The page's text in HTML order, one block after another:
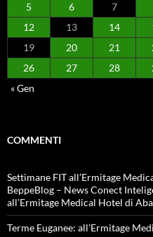
5
6 7
12
13 14
19
20 21
26
27 28
« Gen
COMMENTI
Settimane FIT all’Ermitage
BeppeBlog – News Conect
all’Ermitage Medical Hotel di
Terme Euganee: all’Ermitage